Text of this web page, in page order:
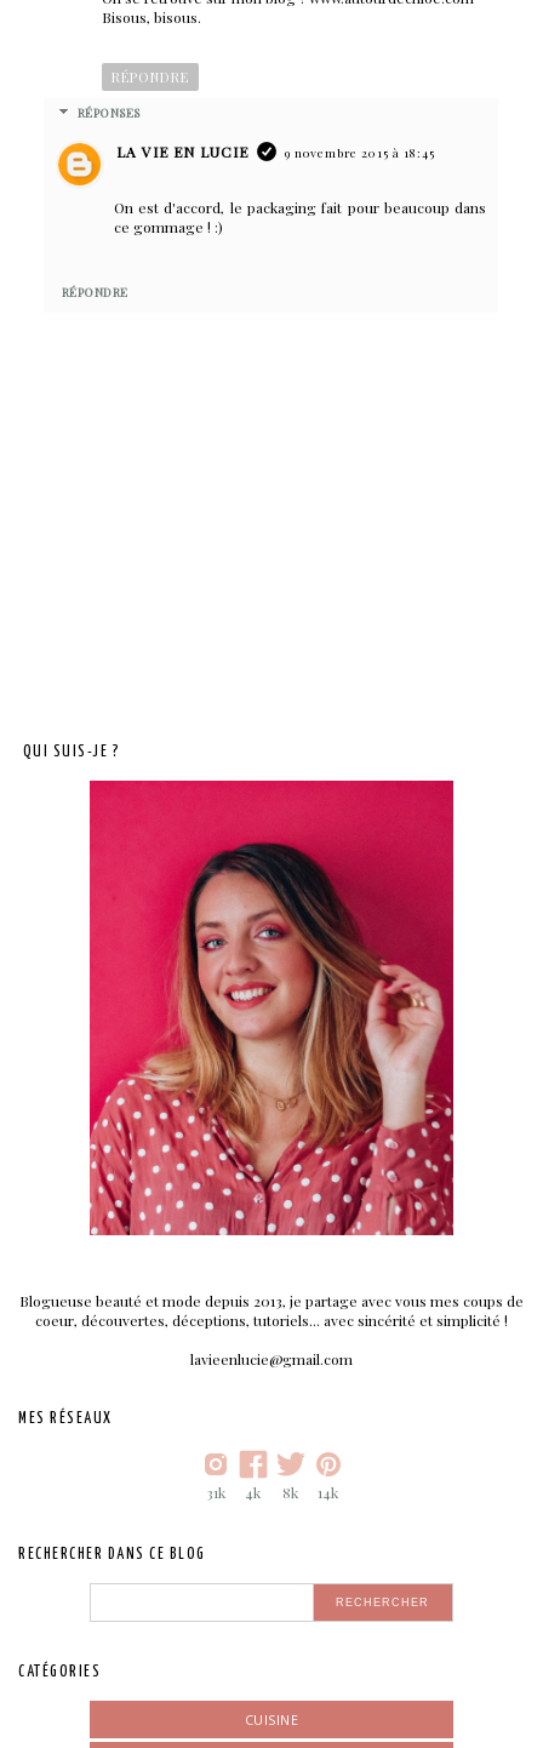
Bisous, bisous.
RÉPONDRE
RÉPONSES
LA VIE EN LUCIE 9 novembre 2015 à 18:45
On est d'accord, le packaging fait pour beaucoup dans
ce gommage ! :)
RÉPONDRE
QUI SUIS-JE ?
Blogueuse beauté et mode depuis 2013, je partage avec vous mes coups de
coeur, découvertes, déceptions, tutoriels... avec sincérité et simplicité !
lavieenlucie@gmail.com
MES RÉSEAUX
31k 4k 8k 14k
RECHERCHER DANS CE BLOG
CATÉGORIES
CUISINE